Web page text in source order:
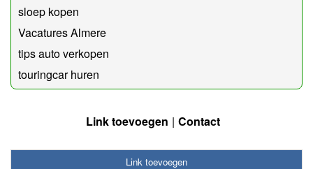
sloep kopen
Vacatures Almere
tips auto verkopen
touringcar huren
Link toevoegen Contact
Link toevoegen